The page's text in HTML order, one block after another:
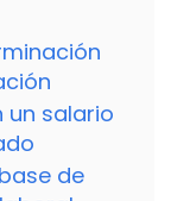
un salario
de